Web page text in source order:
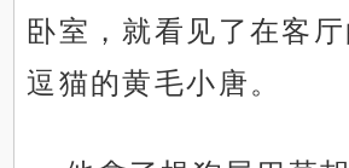
卧室，就看见了在客
逗猫的黄毛小唐。